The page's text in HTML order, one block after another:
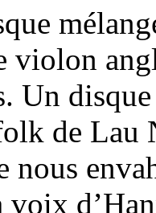
violon
Un
de Lau
nous
voix